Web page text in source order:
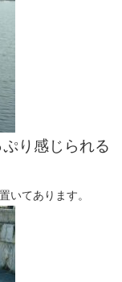
り感じられる
いてあります。